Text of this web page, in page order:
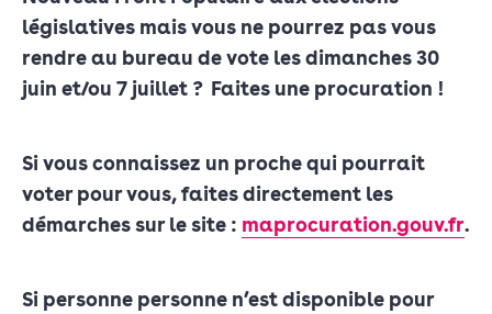
législatives mais vous ne pourrez pas vous
rendre au bureau de vote les dimanches 30
juin et/ou 7 juillet ? Faites une procuration !
Si vous connaissez un proche qui pourrait
voter pour vous, faites directement les
démarches sur le site : maprocuration.gouv.fr.
Si personne personne n’est disponible pour